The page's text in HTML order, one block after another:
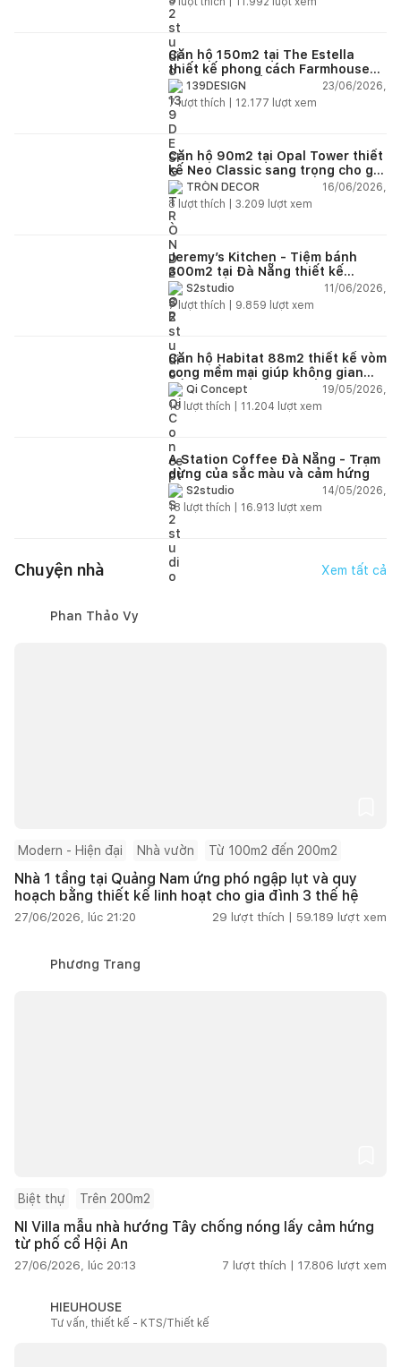
Căn hộ 150m2 tại The Estella
thiết kế phong cách Farmhouse
thanh lịch và ấm áp
139DESIGN
23/06/2026,
7lượt thích | 12.177 lượt xem
Căn hộ 90m2 tại Opal Tower thiết
kế Neo Classic sang trọng cho gia
đình trẻ
TRÒN DECOR
16/06/2026,
8 lượt thích | 3.209 lượt xem
Jeremy’s Kitchen - Tiệm bánh
300m2 tại Đà Nẵng thiết kế
phong cách công nghiệp hiện đại
ngập tràn ánh sáng tự nhiên
S2studio
11/06/2026,
7lượt thích | 9.859 lượt xem
Căn hộ Habitat 88m2 thiết kế vòm
cong mềm mại giúp không gian
sống hiện đại trở nên ấm áp hơn
Qi Concept
19/05/2026,
15 lượt thích | 11.204 lượt xem
A Station Coffee Đà Nẵng - Trạm
dừng của sắc màu và cảm hứng
S2studio
14/05/2026,
18 lượt thích | 16.913 lượt xem
Chuyện nhà Xem tất cả
Phan Thảo Vy
Modern - Hiện đại Nhà vườn Từ 100m2 đến 200m2
Nhà 1 tầng tại Quảng Nam ứng phó ngập lụt và quy
hoạch bằng thiết kế linh hoạt cho gia đình 3 thế hệ
27/06/2026, lúc 21:20 29 lượt thích | 59.189 lượt xem
Phương Trang
Biệt thự Trên 200m2
NI Villa mẫu nhà hướng Tây chống nóng lấy cảm hứng
từ phố cổ Hội An
27/06/2026, lúc 20:13 7 lượt thích | 17.806 lượt xem
HIEUHOUSE
Tư vấn, thiết kế - KTS/Thiết kế